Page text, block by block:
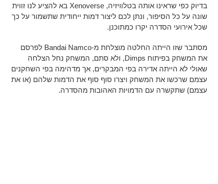
בדיוק כפי שראינו אותה בטלוויזיה, Xenoverse בא להציע לנו זווית
שונה על כל הסיפור, ונתן לכם ליצור דמות ייחודית שתשמור על כך
שכל אירועי הסדרה יקרו כמתוכנן.
מסתבר שזו הייתה החלטה מוצלחת מ-Bandai Namco לפרסם
את המשחק בפיתוח Dimps, ולא סתם, המשחק נחל הצלחה
שאולי לא הייתה אדירה בפי המבקרים, אך מדהימה בפי השחקנים
עצמם שרכשו את המשחק ויצרו סוף סוף את הדמות שלהם (או את
עצמם) שתקשרה עם הדמויות האהובות מהסדרה.